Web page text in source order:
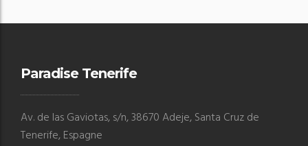
Paradise Tenerife
Av. de las Gaviotas, s/n, 38670 Adeje, Santa Cruz de
Tenerife, Espagne